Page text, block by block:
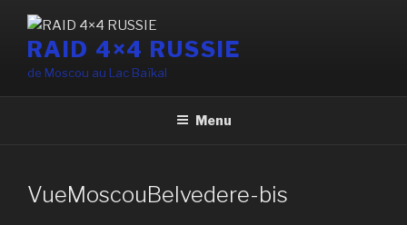
contenu
principal
RAID 4×4 RUSSIE
de Moscou au Lac Baïkal
Menu
VueMoscouBelvedere-bis